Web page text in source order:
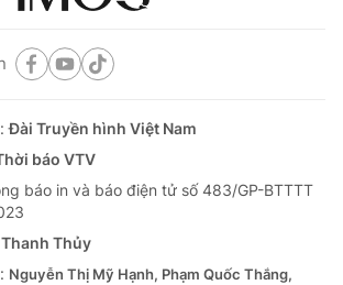
Đài Truyền hình Việt Nam
báo VTV
báo in và báo điện tử số 483/GP-BTTTT
Thủy
Nguyễn Thị Mỹ Hạnh, Phạm Quốc Thắng,